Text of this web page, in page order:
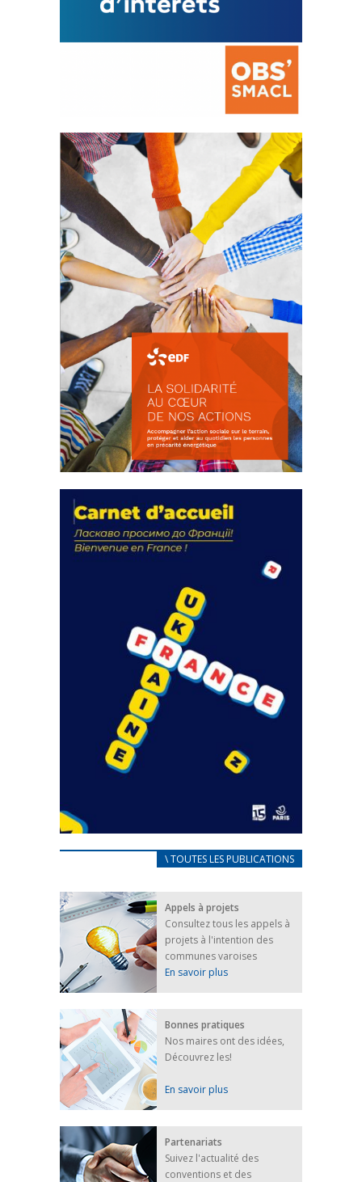
La prévention des conflits
d’intérêts
18 septembre 2023
FEUILLETER
actions
18 septembre 2023
FEUILLETER
CARNET D’ACCUEIL
25 avril 2022
Afin d’accompagner au mieux les réfugiés
ukrainiens arrivés en France,...
FEUILLETER
\ TOUTES LES PUBLICATIONS
Appels à projets
Consultez tous les appels à
projets à l'intention des
communes varoises
En savoir plus
Bonnes pratiques
Nos maires ont des idées,
Découvrez les!
En savoir plus
Partenariats
Suivez l'actualité des
conventions et des